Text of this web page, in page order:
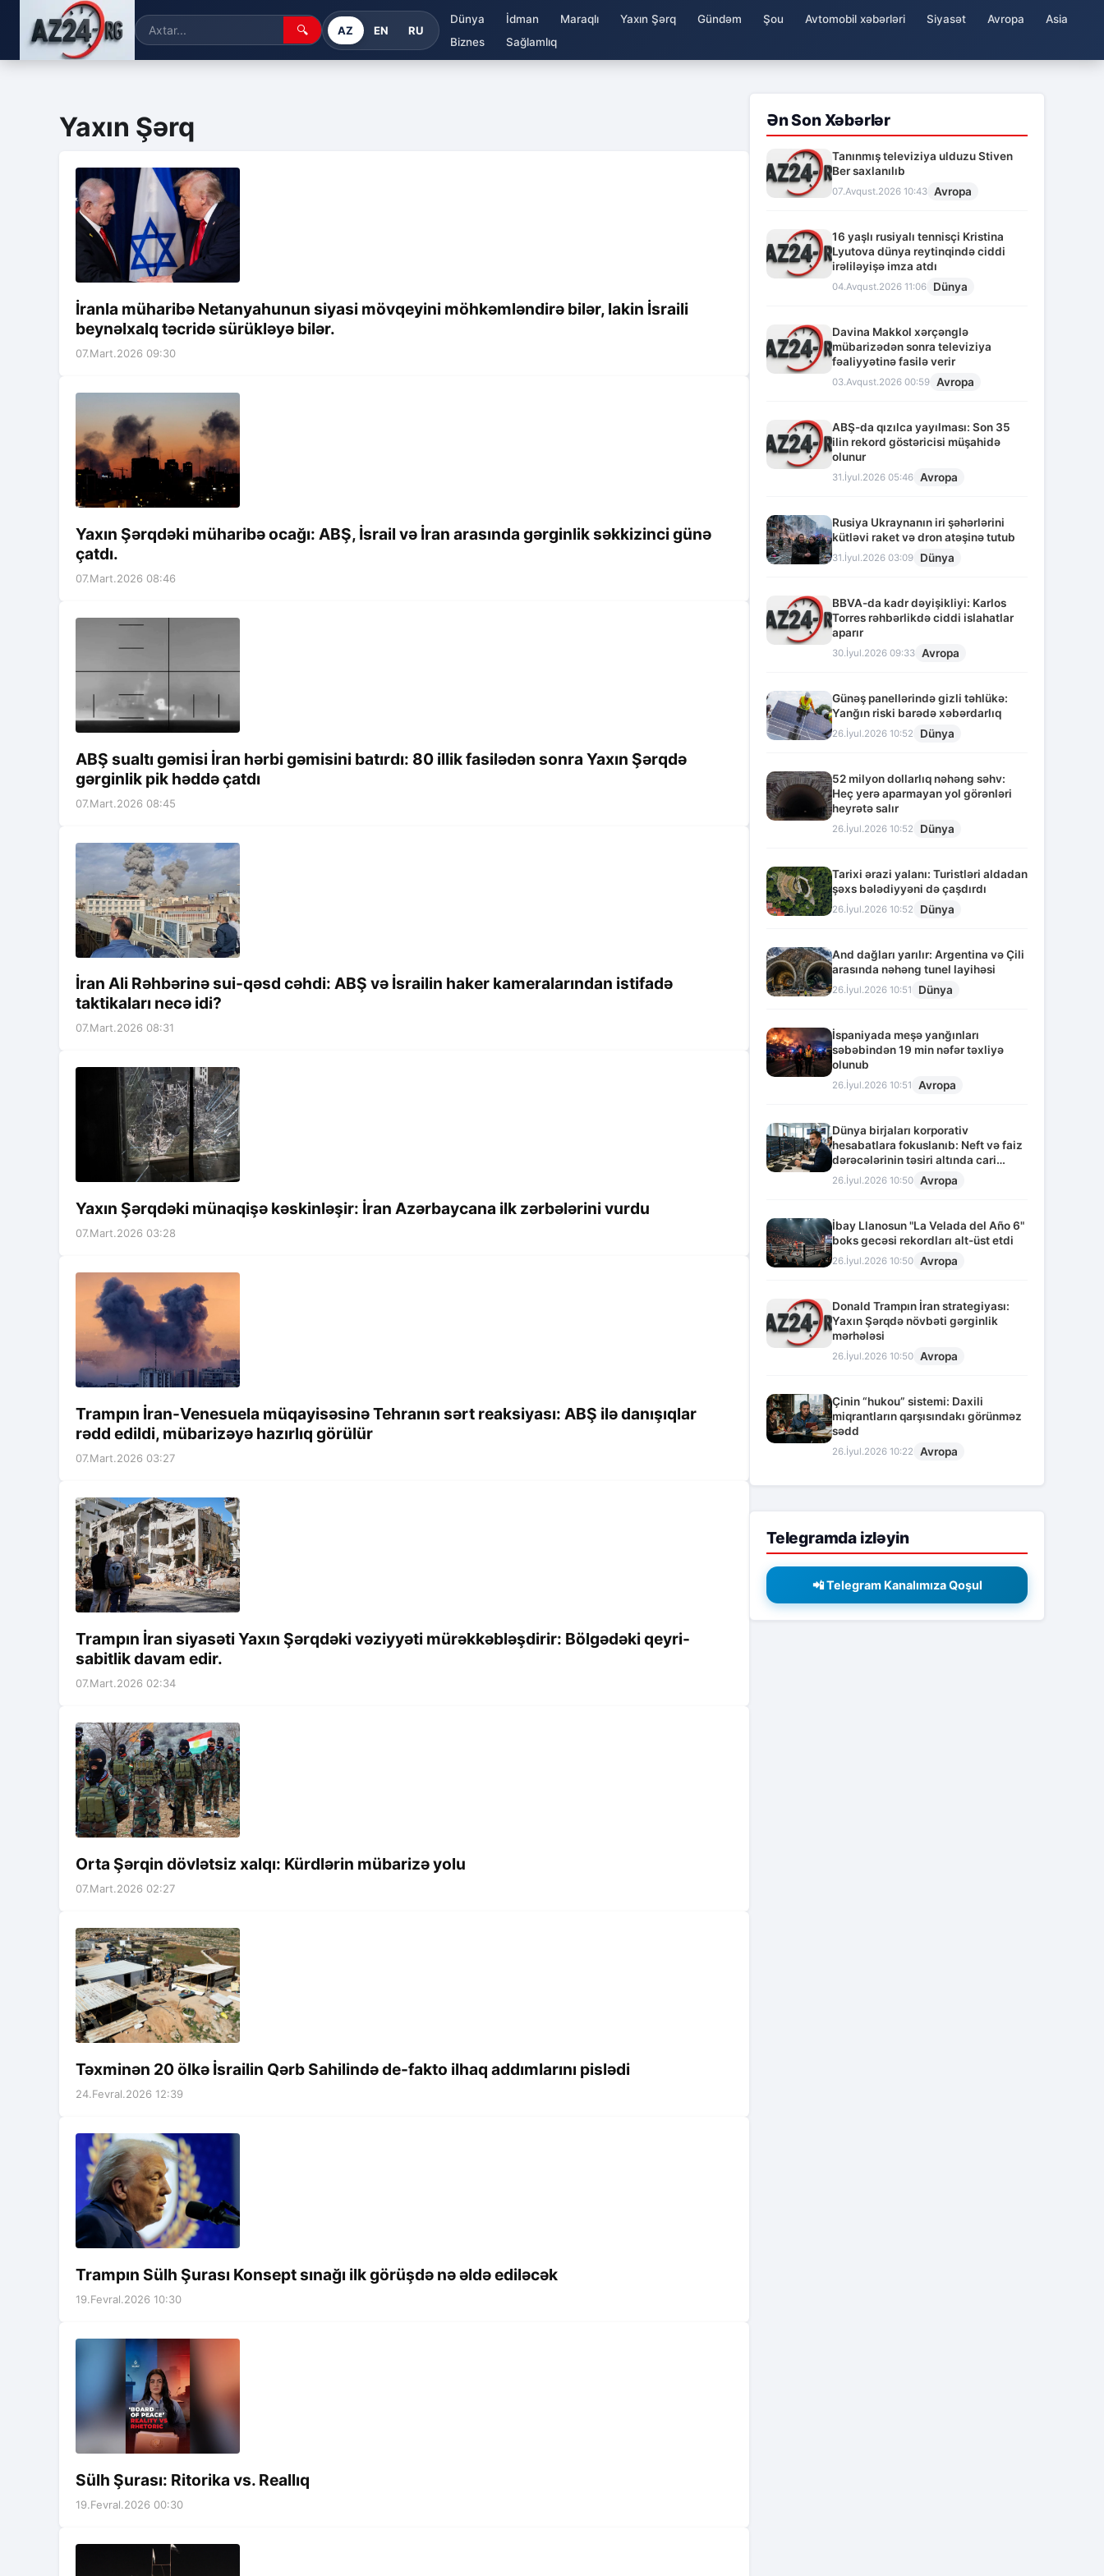
🔍 AZ EN RU
Dünya İdman Maraqlı Yaxın Şərq Gündəm Şou Avtomobil xəbərləri Siyasət Avropa
Asia
Biznes
Sağlamlıq
Yaxın Şərq
İranla müharibə Netanyahunun siyasi mövqeyini möhkəmləndirə bilər, lakin İsraili
beynəlxalq təcridə sürükləyə bilər.
07.Mart.2026 09:30
Yaxın Şərqdəki müharibə ocağı: ABŞ, İsrail və İran arasında gərginlik səkkizinci günə
çatdı.
07.Mart.2026 08:46
ABŞ sualtı gəmisi İran hərbi gəmisini batırdı: 80 illik fasilədən sonra Yaxın Şərqdə
gərginlik pik həddə çatdı
07.Mart.2026 08:45
İran Ali Rəhbərinə sui-qəsd cəhdi: ABŞ və İsrailin haker kameralarından istifadə
taktikaları necə idi?
07.Mart.2026 08:31
Yaxın Şərqdəki münaqişə kəskinləşir: İran Azərbaycana ilk zərbələrini vurdu
07.Mart.2026 03:28
Trampın İran-Venesuela müqayisəsinə Tehranın sərt reaksiyası: ABŞ ilə danışıqlar
rədd edildi, mübarizəyə hazırlıq görülür
07.Mart.2026 03:27
Trampın İran siyasəti Yaxın Şərqdəki vəziyyəti mürəkkəbləşdirir: Bölgədəki qeyri-
sabitlik davam edir.
07.Mart.2026 02:34
Orta Şərqin dövlətsiz xalqı: Kürdlərin mübarizə yolu
07.Mart.2026 02:27
Təxminən 20 ölkə İsrailin Qərb Sahilində de-fakto ilhaq addımlarını pislədi
24.Fevral.2026 12:39
Trampın Sülh Şurası Konsept sınağı ilk görüşdə nə əldə ediləcək
19.Fevral.2026 10:30
Sülh Şurası: Ritorika vs. Reallıq
19.Fevral.2026 00:30
Ən Son Xəbərlər
Tanınmış televiziya ulduzu Stiven
Ber saxlanılıb
07.Avqust.2026 10:43 Avropa
16 yaşlı rusiyalı tennisçi Kristina
Lyutova dünya reytinqində ciddi
irəliləyişə imza atdı
04.Avqust.2026 11:06 Dünya
Davina Makkol xərçənglə
mübarizədən sonra televiziya
fəaliyyətinə fasilə verir
03.Avqust.2026 00:59 Avropa
ABŞ-da qızılca yayılması: Son 35
ilin rekord göstəricisi müşahidə
olunur
31.İyul.2026 05:46 Avropa
Rusiya Ukraynanın iri şəhərlərini
kütləvi raket və dron atəşinə tutub
31.İyul.2026 03:09 Dünya
BBVA-da kadr dəyişikliyi: Karlos
Torres rəhbərlikdə ciddi islahatlar
aparır
30.İyul.2026 09:33 Avropa
Günəş panellərində gizli təhlükə:
Yanğın riski barədə xəbərdarlıq
26.İyul.2026 10:52 Dünya
52 milyon dollarlıq nəhəng səhv:
Heç yerə aparmayan yol görənləri
heyrətə salır
26.İyul.2026 10:52 Dünya
Tarixi ərazi yalanı: Turistləri aldadan
şəxs bələdiyyəni də çaşdırdı
26.İyul.2026 10:52 Dünya
And dağları yarılır: Argentina və Çili
arasında nəhəng tunel layihəsi
26.İyul.2026 10:51 Dünya
İspaniyada meşə yanğınları
səbəbindən 19 min nəfər təxliyə
olunub
26.İyul.2026 10:51 Avropa
Dünya birjaları korporativ
hesabatlara fokuslanıb: Neft və faiz
dərəcələrinin təsiri altında cari
vəziyyət
26.İyul.2026 10:50 Avropa
İbay Llanosun "La Velada del Año 6"
boks gecəsi rekordları alt-üst etdi
26.İyul.2026 10:50 Avropa
Donald Trampın İran strategiyası:
Yaxın Şərqdə növbəti gərginlik
mərhələsi
26.İyul.2026 10:50 Avropa
Çinin “hukou” sistemi: Daxili
miqrantların qarşısındakı görünməz
sədd
26.İyul.2026 10:22 Avropa
Telegramda izləyin
📲 Telegram Kanalımıza Qoşul